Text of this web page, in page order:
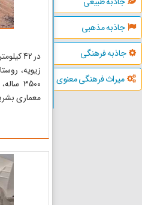
جاذبه مذهبی
جاذبه فرهنگی
میراث فرهنگی معنوی
در 42
زیویه،
3500
معماری
سالنها ،
قلعه،